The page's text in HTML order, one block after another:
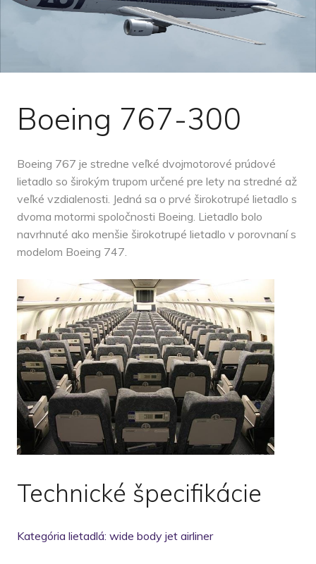
Boeing 767-300
Boeing 767 je stredne veľké dvojmotorové prúdové
lietadlo so širokým trupom určené pre lety na stredné až
veľké vzdialenosti. Jedná sa o prvé širokotrupé lietadlo s
dvoma motormi spoločnosti Boeing. Lietadlo bolo
navrhnuté ako menšie širokotrupé lietadlo v porovnaní s
modelom Boeing 747.
Technické špecifikácie
Kategória lietadlá: wide body jet airliner